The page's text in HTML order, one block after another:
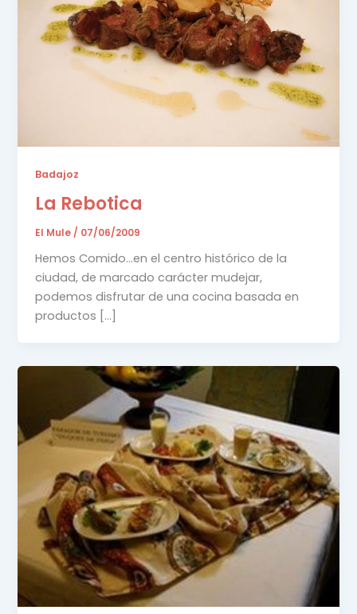
Badajoz
La Rebotica
El Mule / 07/06/2009
Hemos Comido…en el centro histórico de la
ciudad, de marcado carácter mudejar,
podemos disfrutar de una cocina basada en
productos […]